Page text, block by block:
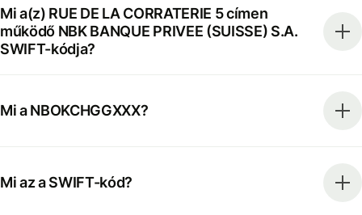
Mi a(z) RUE DE LA CORRATERIE 5 címen
működő NBK BANQUE PRIVEE (SUISSE) S.A.
SWIFT-kódja?
Mi a NBOKCHGGXXX?
Mi az a SWIFT-kód?